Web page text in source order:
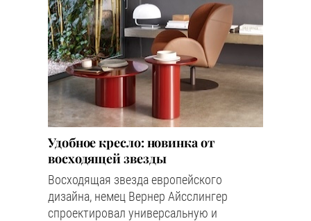
Удобное кресло: новинка от
восходящей звезды
Восходящая звезда европейского
дизайна, немец Вернер Айсслингер
спроектировал универсальную и